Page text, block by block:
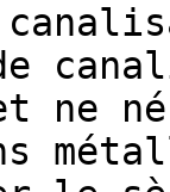
ne